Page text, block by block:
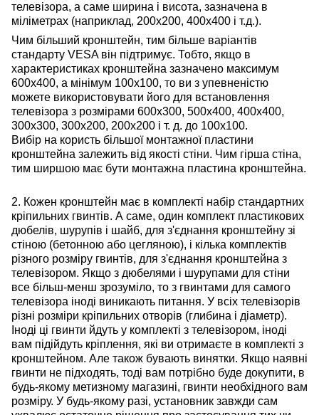
телевізора, а саме ширина і висота, зазначена в
міліметрах (наприклад, 200х200, 400х400 і т.д.).
Чим більший кронштейн, тим більше варіантів
стандарту VESA він підтримує. Тобто, якщо в
характеристиках кронштейна зазначено максимум
600х400, а мінімум 100х100, то ви з упевненістю
можете використовувати його для встановлення
телевізора з розмірами 600х300, 500х400, 400х400,
300х300, 300х200, 200х200 і т. д. до 100х100.
Вибір на користь більшої монтажної пластини
кронштейна залежить від якості стіни. Чим гірша стіна,
тим ширшою має бути монтажна пластина кронштейна.
2. Кожен кронштейн має в комплекті набір стандартних
кріпильних гвинтів. А саме, один комплект пластикових
дюбелів, шурупів і шайб, для з'єднання кронштейну зі
стіною (бетонною або цегляною), і кілька комплектів
різного розміру гвинтів, для з'єднання кронштейна з
телевізором. Якщо з дюбелями і шурупами для стіни
все більш-менш зрозуміло, то з гвинтами для самого
телевізора іноді виникають питання. У всіх телевізорів
різні розміри кріпильних отворів (глибина і діаметр).
Іноді ці гвинти йдуть у комплекті з телевізором, іноді
вам підійдуть кріплення, які ви отримаєте в комплекті з
кронштейном. Але також бувають винятки. Якщо наявні
гвинти не підходять, тоді вам потрібно буде докупити, в
будь-якому метизному магазині, гвинти необхідного вам
розміру. У будь-якому разі, установник завжди сам